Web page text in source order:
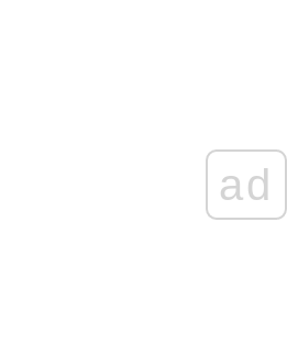
ad